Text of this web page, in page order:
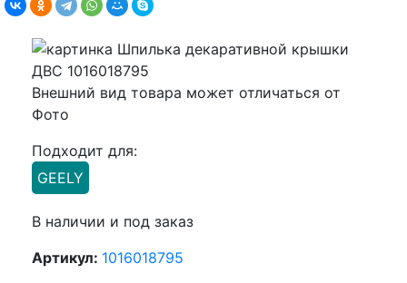
Внешний вид товара может отличаться от
Фото
Подходит для:
GEELY
В наличии и под заказ
Артикул: 1016018795